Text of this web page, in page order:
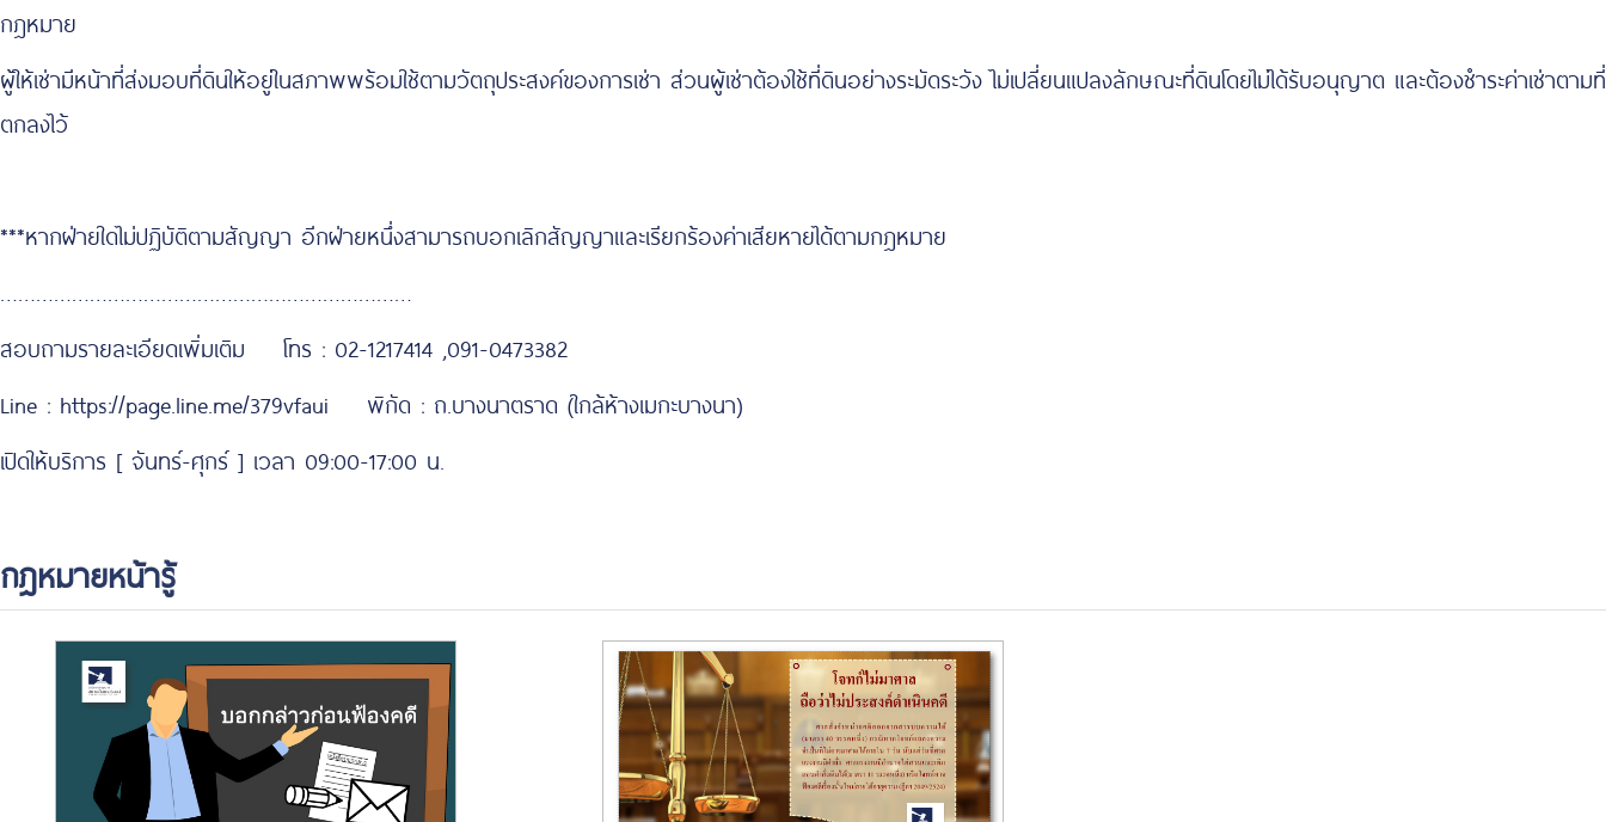
กฎหมาย
ผู้ให้เช่ามีหน้าที่ส่งมอบที่ดินให้อยู่ในสภาพพร้อมใช้ตามวัตถุประสงค์ของการเช่า ส่วนผู้เช่าต้องใช้ที่ดินอย่างระมัดระวัง ไม่เปลี่ยนแปลงลักษณะที่ดินโดยไม่ได้รับอนุญาต และต้องชำระค่าเช่าตามที่
ตกลงไว้
***หากฝ่ายใดไม่ปฏิบัติตามสัญญา อีกฝ่ายหนึ่งสามารถบอกเลิกสัญญาและเรียกร้องค่าเสียหายได้ตามกฎหมาย
……………………………………………………………
สอบถามรายละเอียดเพิ่มเติม โทร : 02-1217414 ,091-0473382
Line : https://page.line.me/379vfaui พิกัด : ถ.บางนาตราด (ใกล้ห้างเมกะบางนา)
เปิดให้บริการ [ จันทร์-ศุกร์ ] เวลา 09:00-17:00 น.
กฎหมายหน้ารู้